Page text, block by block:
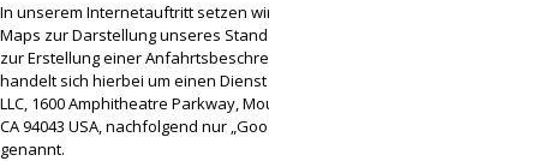
In unserem Internetauftritt setzen wir Google
Maps zur Darstellung unseres Standorts sowie
zur Erstellung einer Anfahrtsbeschreibung ein. Es
handelt sich hierbei um einen Dienst der Google
LLC, 1600 Amphitheatre Parkway, Mountain View,
CA 94043 USA, nachfolgend nur „Google“
genannt.